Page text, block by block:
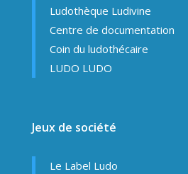
Ludothèque Ludivine
Centre de documentation
Coin du ludothécaire
LUDO LUDO
Jeux de société
Le Label Ludo